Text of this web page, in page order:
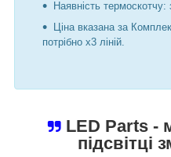
Наявність
Ціна вказана за
потрібно х3 ліній.
LED Parts -
підсвітці